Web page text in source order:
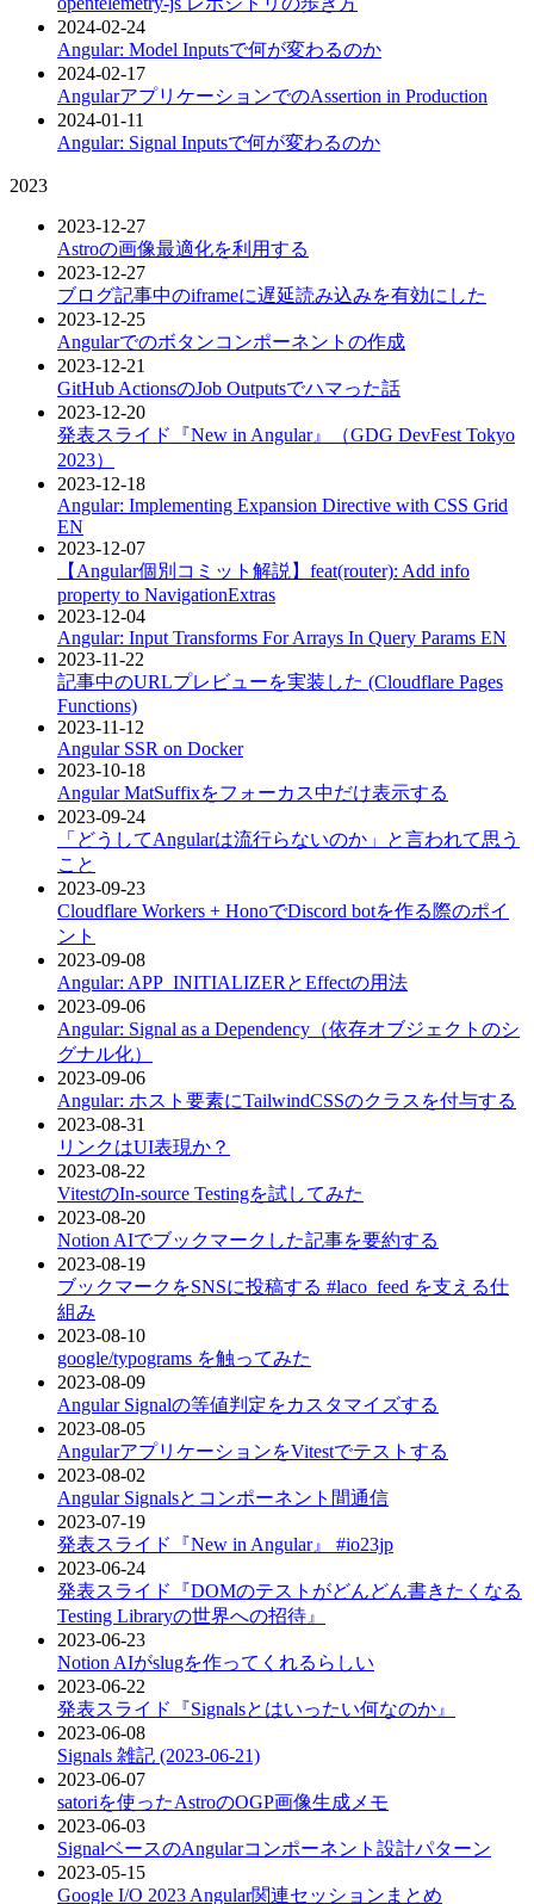
2024-02-24
Angular: Model Inputsで何が変わるのか
2024-02-17
AngularアプリケーションでのAssertion in Production
2024-01-11
Angular: Signal Inputsで何が変わるのか
2023
2023-12-27
Astroの画像最適化を利用する
2023-12-27
ブログ記事中のiframeに遅延読み込みを有効にした
2023-12-25
Angularでのボタンコンポーネントの作成
2023-12-21
GitHub ActionsのJob Outputsでハマった話
2023-12-20
発表スライド『New in Angular』（GDG DevFest Tokyo
2023）
2023-12-18
Angular: Implementing Expansion Directive with CSS Grid
EN
2023-12-07
【Angular個別コミット解説】feat(router): Add info
property to NavigationExtras
2023-12-04
Angular: Input Transforms For Arrays In Query Params EN
2023-11-22
記事中のURLプレビューを実装した (Cloudflare Pages
Functions)
2023-11-12
Angular SSR on Docker
2023-10-18
Angular MatSuffixをフォーカス中だけ表示する
2023-09-24
「どうしてAngularは流行らないのか」と言われて思う
こと
2023-09-23
Cloudflare Workers + HonoでDiscord botを作る際のポイ
ント
2023-09-08
Angular: APP_INITIALIZERとEffectの用法
2023-09-06
Angular: Signal as a Dependency（依存オブジェクトのシ
グナル化）
2023-09-06
Angular: ホスト要素にTailwindCSSのクラスを付与する
2023-08-31
リンクはUI表現か？
2023-08-22
VitestのIn-source Testingを試してみた
2023-08-20
Notion AIでブックマークした記事を要約する
2023-08-19
ブックマークをSNSに投稿する #laco_feed を支える仕
組み
2023-08-10
google/typograms を触ってみた
2023-08-09
Angular Signalの等値判定をカスタマイズする
2023-08-05
AngularアプリケーションをVitestでテストする
2023-08-02
Angular Signalsとコンポーネント間通信
2023-07-19
発表スライド『New in Angular』 #io23jp
2023-06-24
発表スライド『DOMのテストがどんどん書きたくなる
Testing Libraryの世界への招待』
2023-06-23
Notion AIがslugを作ってくれるらしい
2023-06-22
発表スライド『Signalsとはいったい何なのか』
2023-06-08
Signals 雑記 (2023-06-21)
2023-06-07
satoriを使ったAstroのOGP画像生成メモ
2023-06-03
SignalベースのAngularコンポーネント設計パターン
2023-05-15
Google I/O 2023 Angular関連セッションまとめ